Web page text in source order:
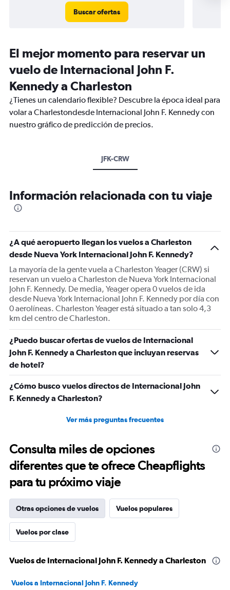
Buscar ofertas
El mejor momento para reservar un
vuelo de Internacional John F.
Kennedy a Charleston
¿Tienes un calendario flexible? Descubre la época ideal para
volar a Charlestondesde Internacional John F. Kennedy con
nuestro gráfico de predicción de precios.
JFK-CRW
Información relacionada con tu viaje
¿A qué aeropuerto llegan los vuelos a Charleston
desde Nueva York Internacional John F. Kennedy?
La mayoría de la gente vuela a Charleston Yeager (CRW) si
reservan un vuelo a Charleston de Nueva York Internacional
John F. Kennedy. De media, Yeager opera 0 vuelos de ida
desde Nueva York Internacional John F. Kennedy por día con
0 aerolíneas. Charleston Yeager está situado a tan solo 4,3
km del centro de Charleston.
¿Puedo buscar ofertas de vuelos de Internacional
John F. Kennedy a Charleston que incluyan reservas
de hotel?
¿Cómo busco vuelos directos de Internacional John
F. Kennedy a Charleston?
Ver más preguntas frecuentes
Consulta miles de opciones
diferentes que te ofrece Cheapflights
para tu próximo viaje
Otras opciones de vuelos Vuelos populares
Vuelos por clase
Vuelos de Internacional John F. Kennedy a Charleston
Vuelos a Internacional John F. Kennedy